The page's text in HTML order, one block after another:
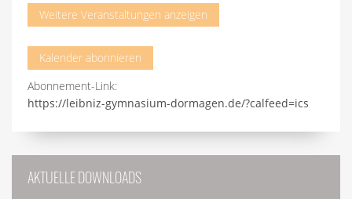
Weitere Veranstaltungen anzeigen
Kalender abonnieren
Abonnement-Link:
https://leibniz-gymnasium-dormagen.de/?calfeed=ics
AKTUELLE DOWNLOADS